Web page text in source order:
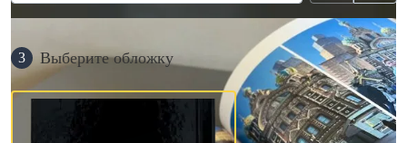
3 Выберите обложку